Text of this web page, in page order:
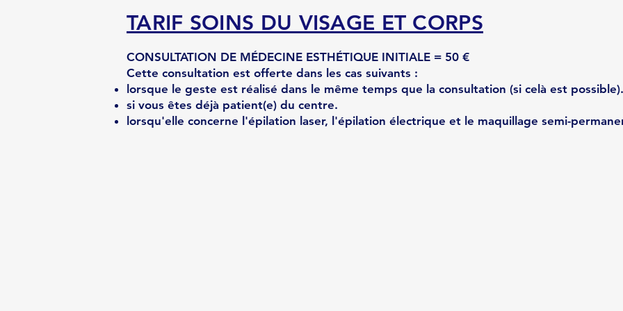
TARIF SOINS DU VISAGE ET CORPS
CONSULTATION DE MÉDECINE ESTHÉTIQUE INITIALE = 50 €
Cette consultation est offerte dans les cas suivants :
lorsque le geste est réalisé dans le même temps que la consultation (si celà est possible).
si vous êtes déjà patient(e) du centre.
lorsqu'elle concerne l'épilation laser, l'épilation électrique et le maquillage semi-